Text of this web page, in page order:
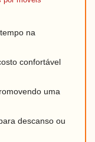
na
confortável
uma
descanso ou